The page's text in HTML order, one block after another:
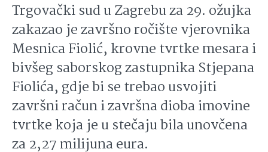
Trgovački sud u Zagrebu za 29. ožujka
zakazao je završno ročište vjerovnika
Mesnica Fiolić, krovne tvrtke mesara i
bivšeg saborskog zastupnika Stjepana
Fiolića, gdje bi se trebao usvojiti
završni račun i završna dioba imovine
tvrtke koja je u stečaju bila unovčena
za 2,27 milijuna eura.